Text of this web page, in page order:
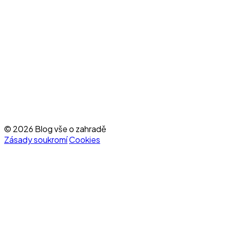
© 2026 Blog vše o zahradě
Zásady soukromíCookies